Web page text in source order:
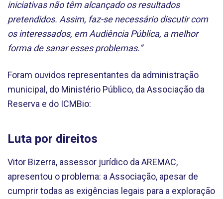
iniciativas não têm alcançado os resultados
pretendidos. Assim, faz-se necessário discutir com
os interessados, em Audiência Pública, a melhor
forma de sanar esses problemas.”
Foram ouvidos representantes da administração
municipal, do Ministério Público, da Associação da
Reserva e do ICMBio:
Luta por direitos
Vitor Bizerra, assessor jurídico da AREMAC,
apresentou o problema: a Associação, apesar de
cumprir todas as exigências legais para a exploração